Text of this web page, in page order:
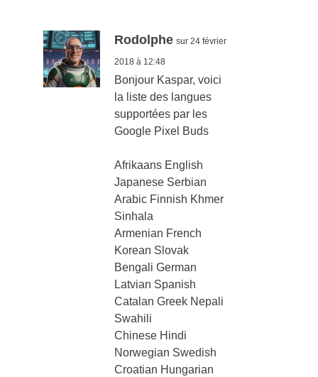
Rodolphe sur 24 février
2018 à 12:48
Bonjour Kaspar, voici
la liste des langues
supportées par les
Google Pixel Buds
Afrikaans English
Japanese Serbian
Arabic Finnish Khmer
Sinhala
Armenian French
Korean Slovak
Bengali German
Latvian Spanish
Catalan Greek Nepali
Swahili
Chinese Hindi
Norwegian Swedish
Croatian Hungarian